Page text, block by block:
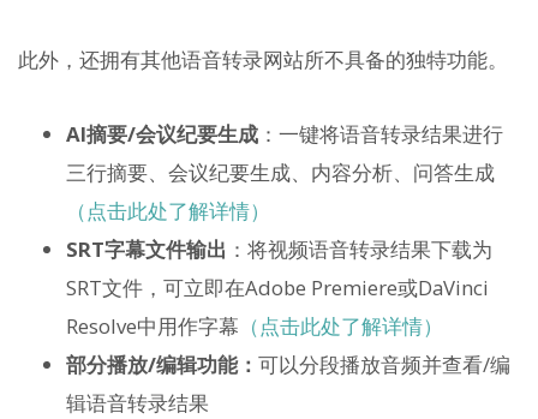
此外，还拥有其他语音转录网站所不具备的独特功能。
AI摘要/会议纪要生成 ：一键将语音转录结果进行
三行摘要、会议纪要生成、内容分析、问答生成
（点击此处了解详情）
SRT字幕文件输出 ：将视频语音转录结果下载为
SRT文件，可立即在Adobe Premiere或DaVinci
Resolve中用作字幕 （点击此处了解详情）
部分播放/编辑功能： 可以分段播放音频并查看/编
辑语音转录结果